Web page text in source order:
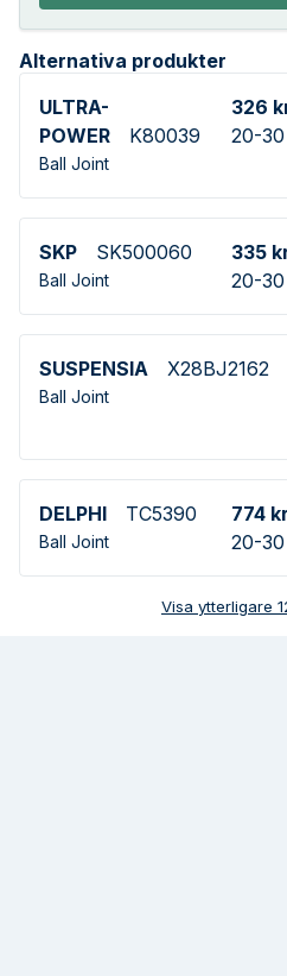
Alternativa produkter
ULTRA-
POWER
K80039
Ball Joint
326
20-
SKP SK500060
Ball Joint
335
20-
SUSPENSIA X28BJ2162
Ball Joint
DELPHI TC5390
Ball Joint
774 kr
20-
Visa ytterligare